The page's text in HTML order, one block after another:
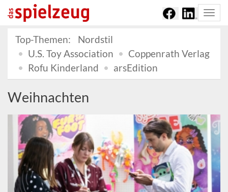
Top-Themen:
Nordstil
U.S. Toy Association
Coppenrath Verlag
Rofu Kinderland
arsEdition
Weihnachten